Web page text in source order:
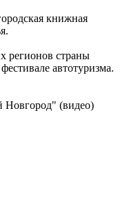
книжная
регионов страны
автотуризма.
Новгород" (видео)